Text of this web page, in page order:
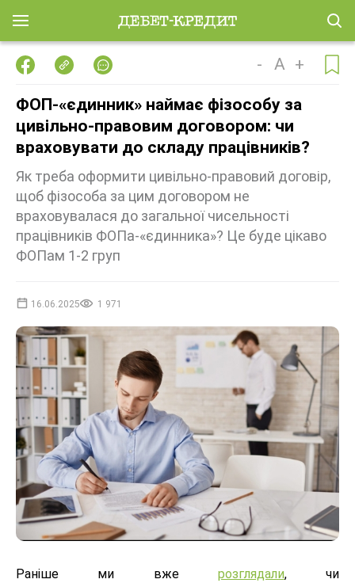
- A +
ФОП-«єдинник» наймає фізособу за
цивільно-правовим договором: чи
враховувати до складу працівників?
Як треба оформити цивільно-правовий договір,
щоб фізособа за цим договором не
враховувалася до загальної чисельності
працівників ФОПа-«єдинника»? Це буде цікаво
ФОПам 1-2 груп
16.06.2025 1 971
Раніше ми вже розглядали, чи